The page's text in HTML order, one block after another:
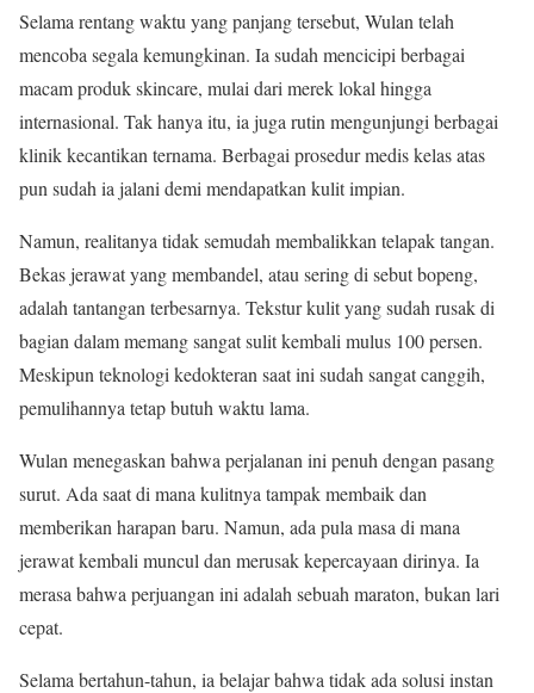
Selama rentang waktu yang panjang tersebut, Wulan telah
mencoba segala kemungkinan. Ia sudah mencicipi berbagai
macam produk skincare, mulai dari merek lokal hingga
internasional. Tak hanya itu, ia juga rutin mengunjungi berbagai
klinik kecantikan ternama. Berbagai prosedur medis kelas atas
pun sudah ia jalani demi mendapatkan kulit impian.
Namun, realitanya tidak semudah membalikkan telapak tangan.
Bekas jerawat yang membandel, atau sering di sebut bopeng,
adalah tantangan terbesarnya. Tekstur kulit yang sudah rusak di
bagian dalam memang sangat sulit kembali mulus 100 persen.
Meskipun teknologi kedokteran saat ini sudah sangat canggih,
pemulihannya tetap butuh waktu lama.
Wulan menegaskan bahwa perjalanan ini penuh dengan pasang
surut. Ada saat di mana kulitnya tampak membaik dan
memberikan harapan baru. Namun, ada pula masa di mana
jerawat kembali muncul dan merusak kepercayaan dirinya. Ia
merasa bahwa perjuangan ini adalah sebuah maraton, bukan lari
cepat.
Selama bertahun-tahun, ia belajar bahwa tidak ada solusi instan